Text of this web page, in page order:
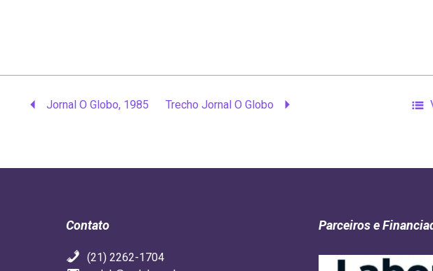
Jornal O Globo, 1985 Trecho Jornal O Globo
Contato
(21) 2262-1704
Parceiros e